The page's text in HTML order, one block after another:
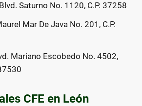
Saturno No. 1120, C.P. 37258
Mar De Java No. 201, C.P.
Mariano Escobedo No. 4502,
CFE en León